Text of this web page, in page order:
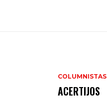
COLUMNISTAS
ACERTIJOS